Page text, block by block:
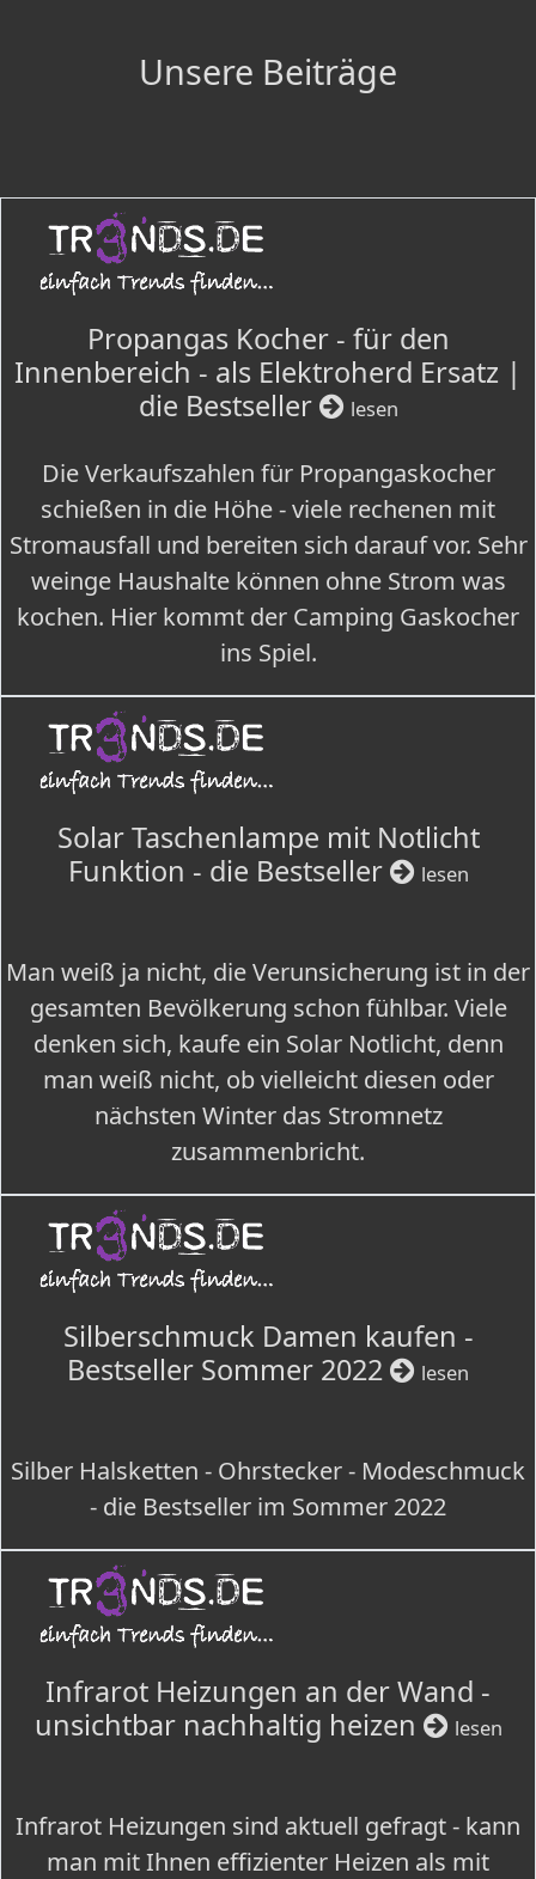
Unsere Beiträge
Propangas Kocher - für den
Innenbereich - als Elektroherd Ersatz |
die Bestseller
lesen
Die Verkaufszahlen für Propangaskocher
schießen in die Höhe - viele rechenen mit
Stromausfall und bereiten sich darauf vor. Sehr
weinge Haushalte können ohne Strom was
kochen. Hier kommt der Camping Gaskocher
ins Spiel.
Solar Taschenlampe mit Notlicht
Funktion - die Bestseller
lesen
Man weiß ja nicht, die Verunsicherung ist in der
gesamten Bevölkerung schon fühlbar. Viele
denken sich, kaufe ein Solar Notlicht, denn
man weiß nicht, ob vielleicht diesen oder
nächsten Winter das Stromnetz
zusammenbricht.
Silberschmuck Damen kaufen -
Bestseller Sommer 2022
lesen
Silber Halsketten - Ohrstecker - Modeschmuck
- die Bestseller im Sommer 2022
Infrarot Heizungen an der Wand -
unsichtbar nachhaltig heizen
lesen
Infrarot Heizungen sind aktuell gefragt - kann
man mit Ihnen effizienter Heizen als mit